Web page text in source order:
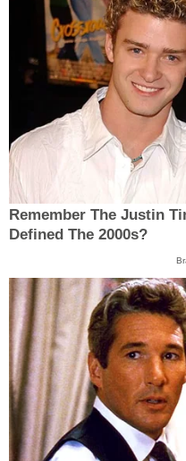
Remember The Justin
Defined The 2000s?